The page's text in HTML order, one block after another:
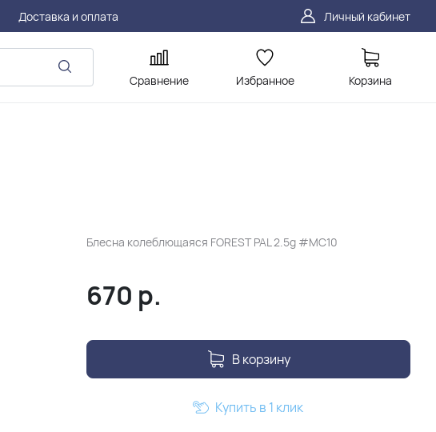
Доставка и оплата Личный кабинет
Сравнение Избранное Корзина
Блесна колеблющаяся FOREST PAL 2.5g #MC10
670 р.
В корзину
Купить в 1 клик